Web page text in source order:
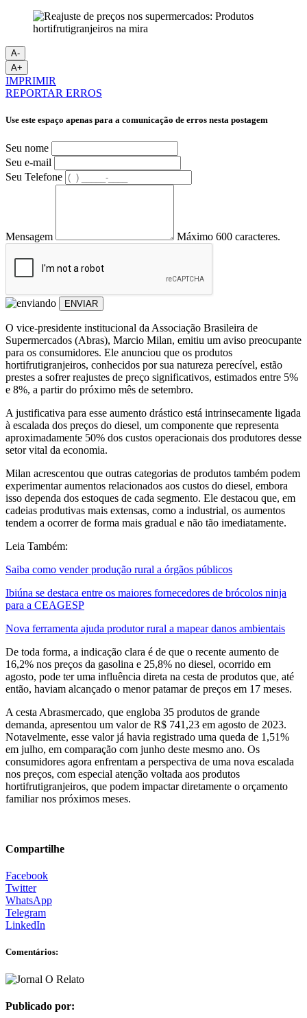
A-
A+
IMPRIMIR
REPORTAR ERROS
Use este espaço apenas para a comunicação de erros nesta postagem
Seu nome
Seu e-mail
Seu Telefone
Mensagem Máximo 600 caracteres.
ENVIAR
O vice-presidente institucional da Associação Brasileira de
Supermercados (Abras), Marcio Milan, emitiu um aviso preocupante
para os consumidores. Ele anunciou que os produtos
hortifrutigranjeiros, conhecidos por sua natureza perecível, estão
prestes a sofrer reajustes de preço significativos, estimados entre 5%
e 8%, a partir do próximo mês de setembro.
A justificativa para esse aumento drástico está intrinsecamente ligada
à escalada dos preços do diesel, um componente que representa
aproximadamente 50% dos custos operacionais dos produtores desse
setor vital da economia.
Milan acrescentou que outras categorias de produtos também podem
experimentar aumentos relacionados aos custos do diesel, embora
isso dependa dos estoques de cada segmento. Ele destacou que, em
cadeias produtivas mais extensas, como a industrial, os aumentos
tendem a ocorrer de forma mais gradual e não tão imediatamente.
Leia Também:
Saiba como vender produção rural a órgãos públicos
Ibiúna se destaca entre os maiores fornecedores de brócolos ninja
para a CEAGESP
Nova ferramenta ajuda produtor rural a mapear danos ambientais
De toda forma, a indicação clara é de que o recente aumento de
16,2% nos preços da gasolina e 25,8% no diesel, ocorrido em
agosto, pode ter uma influência direta na cesta de produtos que, até
então, haviam alcançado o menor patamar de preços em 17 meses.
A cesta Abrasmercado, que engloba 35 produtos de grande
demanda, apresentou um valor de R$ 741,23 em agosto de 2023.
Notavelmente, esse valor já havia registrado uma queda de 1,51%
em julho, em comparação com junho deste mesmo ano. Os
consumidores agora enfrentam a perspectiva de uma nova escalada
nos preços, com especial atenção voltada aos produtos
hortifrutigranjeiros, que podem impactar diretamente o orçamento
familiar nos próximos meses.
Compartilhe
Facebook
Twitter
WhatsApp
Telegram
LinkedIn
Comentários:
Publicado por: